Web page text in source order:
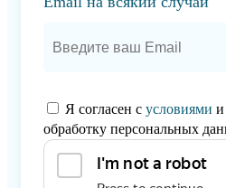
Я согласен с условиями и
обработку персональных